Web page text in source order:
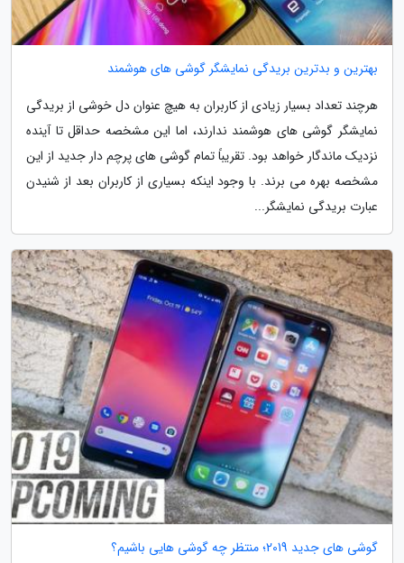
بهترین و بدترین بریدگی نمایشگر گوشی های هوشمند
هرچند تعداد بسیار زیادی از کاربران به هیچ عنوان دل خوشی از بریدگی
نمایشگر گوشی های هوشمند ندارند، اما این مشخصه حداقل تا آینده
نزدیک ماندگار خواهد بود. تقریباً تمام گوشی های پرچم دار جدید از این
مشخصه بهره می برند. با وجود اینکه بسیاری از کاربران بعد از شنیدن
عبارت بریدگی نمایشگر...
گوشی های جدید 2019؛ منتظر چه گوشی هایی باشیم؟